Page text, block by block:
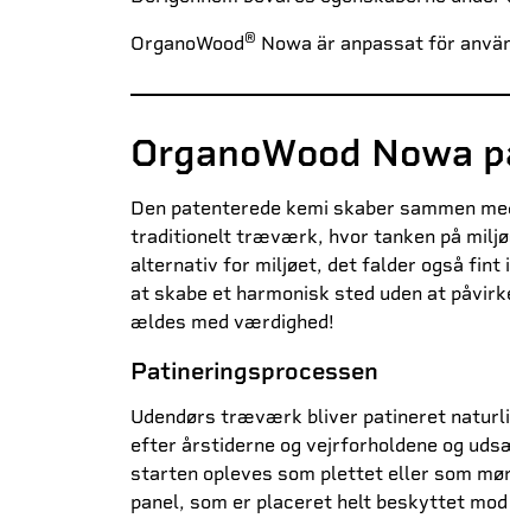
OrganoWood® Nowa är anpassat för
OrganoWood Nowa
Den patenterede kemi skaber sammen
traditionelt træværk, hvor tanken på
alternativ for miljøet, det falder også fint
at skabe et harmonisk sted uden at
ældes med værdighed!
Patineringsprocessen
Udendørs træværk bliver patineret
efter årstiderne og vejrforholdene og
starten opleves som plettet eller som
panel, som er placeret helt beskyttet